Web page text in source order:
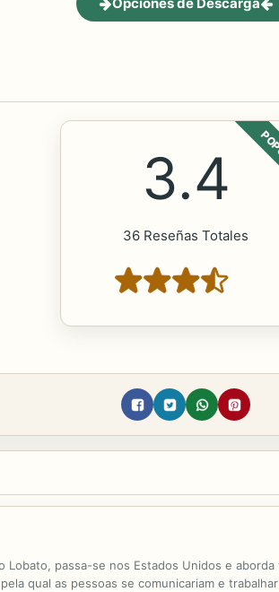
3.4
36 Reseñas Totales
passa-se nos Estados Unidos e aborda
qual as pessoas se comunicariam e